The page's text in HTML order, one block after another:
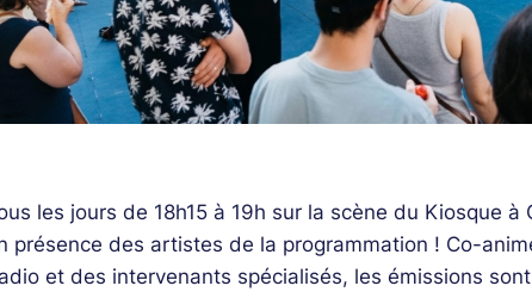
les jours de 18h15 à 19h sur la scène du Kiosque
présence des artistes de la programmation ! Co-
et des intervenants spécialisés, les émissions